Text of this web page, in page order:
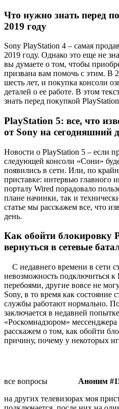
Что нужно знать перед
2019 году
Sony PlayStation 4 – самая
2019 году. Однако это еще не
вы думаете о том, чтобы
призвана вам помочь с этим. В
шесть лет, и покупка консоли
деталей о ее работе. В этом
знать перед покупкой
PlayStation 5: все, что
от Sony на сегодняшний
Новости о PlayStation 5 – если
следующей консоли «Сони»
появились в сети. Или, по
приставке: интервью главного
порталу Wired порадовало
плане начинки, так и
статье мы расскажем все, что
день.
Как обойти блокировку
вернуться в сетевые
С недавнего времени в сети
невозможность подключиться к
перебоями, другие вовсе не
Sony, в то время как состояние
службы работают нормально.
заключается в недавней
«Роскомнадзором»
расскажем о том, как обойти
причину, почему у некоторых
все вопросы Аноним
на других телевизорах моя